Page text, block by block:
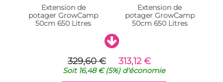
Extension de
potager GrowCamp
50cm 650 Litres
Extension de
potager GrowCamp
50cm 650 Litres
329,60 € 313,12 €
Soit 16,48 €(5%) d'économie